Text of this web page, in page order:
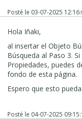
Posté le 03-07-2025
Hola Iñaki,
al insertar el Objeto
Búsqueda al Paso 3.
Propiedades, puedes
fondo de esta página.
Espero que esto
Posté le 04-07-2025